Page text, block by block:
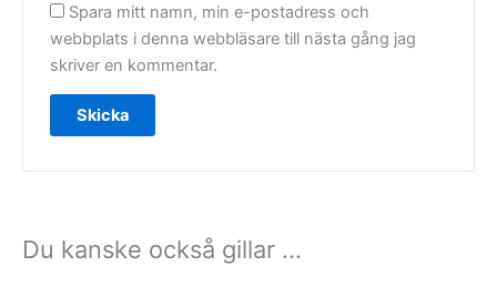
Spara mitt namn, min e-postadress och
webbplats i denna webbläsare till nästa gång jag
skriver en kommentar.
Du kanske också gillar …